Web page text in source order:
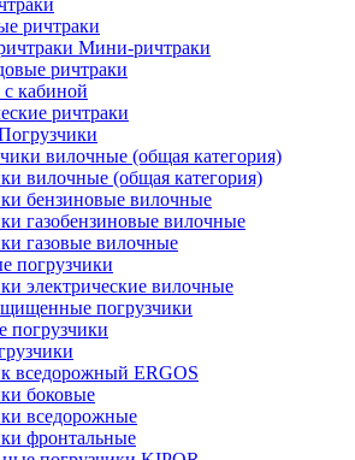
ричтраки
Мини-ричтраки
ричтраки
кабиной
ричтраки
вилочные (общая категория)
бензиновые вилочные
газобензиновые вилочные
газовые вилочные
погрузчики
электрические вилочные
погрузчики
погрузчики
вседорожный ERGOS
боковые
вседорожные
фронтальные